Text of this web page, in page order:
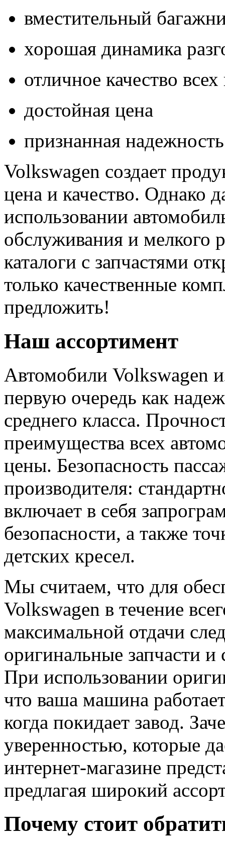
вместительный
хорошая динамика
отличное качество
достойная цена
признанная
Volkswagen создает
цена и качество. Однако
использовании
обслуживания и мелкого
каталоги с запчастями
только качественные
предложить!
Наш ассортимент
Автомобили Volkswagen
первую очередь как
среднего класса.
преимущества всех
цены. Безопасность
производителя:
включает в себя
безопасности, а также
детских кресел.
Мы считаем, что для
Volkswagen в течение
максимальной отдачи
оригинальные запчасти
При использовании
что ваша машина
когда покидает завод.
уверенностью, которые
интернет-магазине
предлагая широкий
Почему стоит